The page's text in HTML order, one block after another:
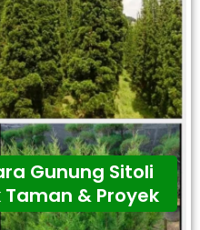
Gunung Sitoli
& Proyek